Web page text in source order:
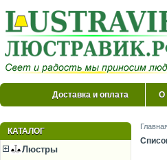
Доставка и оплата О
КАТАЛОГ
Люстры